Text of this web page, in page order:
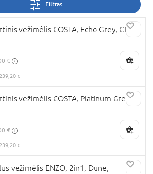
Filtras
vežimėlis COSTA, Echo Grey, CRL-
€
€
vežimėlis COSTA, Platinum Grey,
€
€
vežimėlis ENZO, 2in1, Dune,